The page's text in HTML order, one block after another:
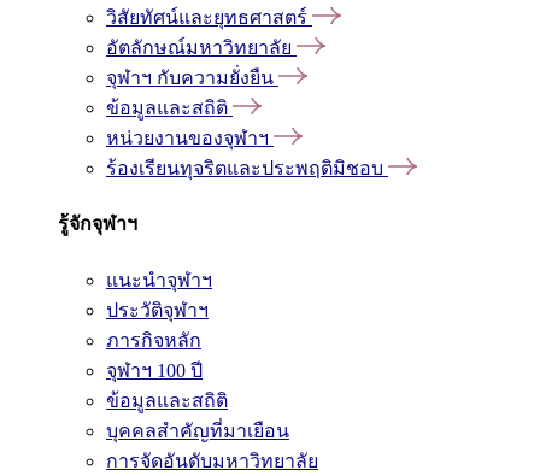
วิสัยทัศน์และยุทธศาสตร์
อัตลักษณ์มหาวิทยาลัย
จุฬาฯ กับความยั่งยืน
ข้อมูลและสถิติ
หน่วยงานของจุฬาฯ
ร้องเรียนทุจริตและประพฤติมิชอบ
รู้จักจุฬาฯ
แนะนำจุฬาฯ
ประวัติจุฬาฯ
ภารกิจหลัก
จุฬาฯ 100 ปี
ข้อมูลและสถิติ
บุคคลสำคัญที่มาเยือน
การจัดอันดับมหาวิทยาลัย